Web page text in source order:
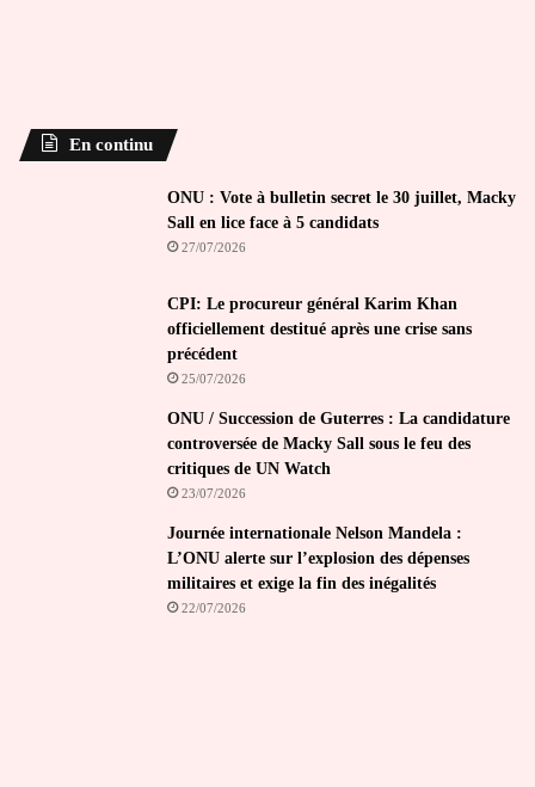
En continu
ONU : Vote à bulletin secret le 30 juillet, Macky
Sall en lice face à 5 candidats
27/07/2026
CPI: Le procureur général Karim Khan
officiellement destitué après une crise sans
précédent
25/07/2026
ONU / Succession de Guterres : La candidature
controversée de Macky Sall sous le feu des
critiques de UN Watch
23/07/2026
Journée internationale Nelson Mandela :
L’ONU alerte sur l’explosion des dépenses
militaires et exige la fin des inégalités
22/07/2026